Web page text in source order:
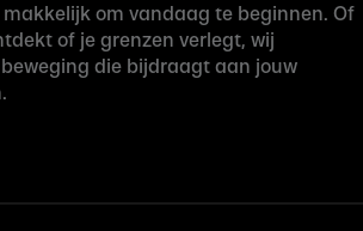
om vandaag te beginnen. Of
of je grenzen verlegt, wij
die bijdraagt aan jouw